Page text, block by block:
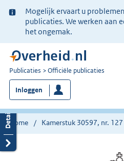
Ter
informatie:
Mogelijk ervaart u
publicaties. We werken aan
het ongemak.
U
bent
nu
hier:
Publicaties Officiële publicaties
Inloggen
Home Kamerstuk 30597, nr. 127